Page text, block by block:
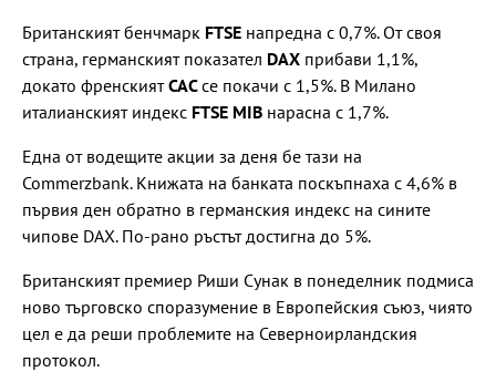
Британският бенчмарк FTSE напредна с 0,7%. От своя
страна, германският показател DAX прибави 1,1%,
докато френскиятCACсе покачи с 1,5%. В Милано
италианският индекс FTSE MIB нарасна с 1,7%.
Една от водещите акции за деня бе тази на
Commerzbank. Книжата на банката поскъпнаха с 4,6% в
първия ден обратно в германския индекс на сините
чипове DAX. По-рано ръстът достигна до 5%.
Британският премиер Риши Сунак в понеделник подмиса
ново търговско споразумение в Европейския съюз, чиято
цел е да реши проблемите на Северноирландския
протокол.